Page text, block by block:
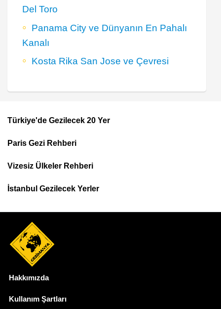
Del Toro
Panama City ve Dünyanın En Pahalı
Kanalı
Kosta Rika San Jose ve Çevresi
Top
Menu
Türkiye'de Gezilecek 20 Yer
Paris Gezi Rehberi
Vizesiz Ülkeler Rehberi
İstanbul Gezilecek Yerler
Hakkımızda
Kullanım Şartları